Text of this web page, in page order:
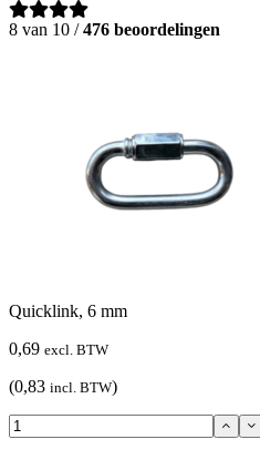
8 van 10 /476 beoordelingen
Quicklink, 6 mm
0,69 excl. BTW
(0,83 incl. BTW)